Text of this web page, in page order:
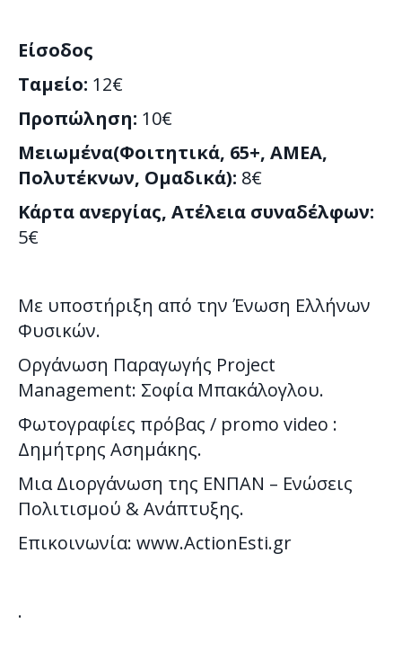
Είσοδος
Ταμείο: 12€
Προπώληση: 10€
Μειωμένα(Φοιτητικά, 65+, ΑΜΕΑ,
Πολυτέκνων, Ομαδικά): 8€
Κάρτα ανεργίας, Ατέλεια συναδέλφων:
5€
Με υποστήριξη από την Ένωση Ελλήνων
Φυσικών.
Οργάνωση Παραγωγής Project
Management: Σοφία Μπακάλογλου.
Φωτογραφίες πρόβας / promo video :
Δημήτρης Ασημάκης.
Μια Διοργάνωση της ΕΝΠΑΝ – Ενώσεις
Πολιτισμού & Ανάπτυξης.
Επικοινωνία: www.ActionEsti.gr
.